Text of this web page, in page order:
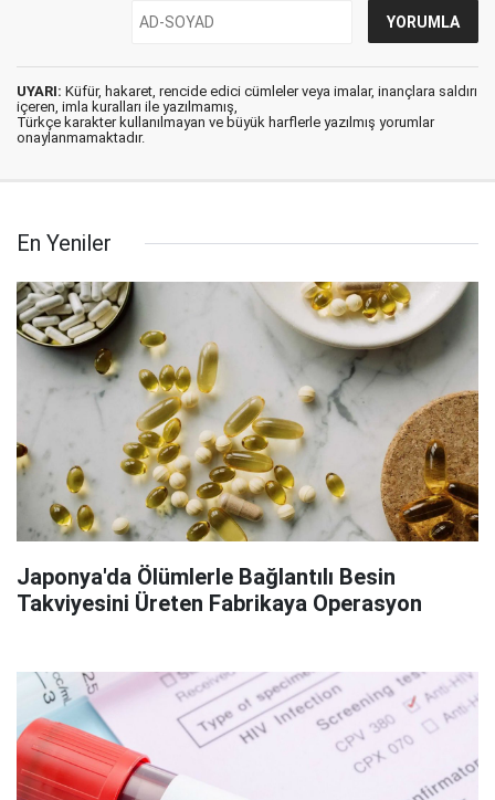
UYARI: Küfür, hakaret, rencide edici cümleler veya imalar, inançlara saldırı
içeren, imla kuralları ile yazılmamış,
Türkçe karakter kullanılmayan ve büyük harflerle yazılmış yorumlar
onaylanmamaktadır.
En Yeniler
Japonya'da Ölümlerle Bağlantılı Besin
Takviyesini Üreten Fabrikaya Operasyon